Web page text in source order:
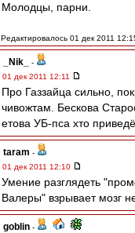
Молодцы, парни.
Редактировалось 01 дек 2011
_Nik_
-
01 дек 2011 12:11
Про Газзайца сильно,
чивожтам. Бескова
етова УБ-пса хто
taram -
01 дек 2011 12:10
Умение разглядеть
Валеры" взрывает мозг
goblin -